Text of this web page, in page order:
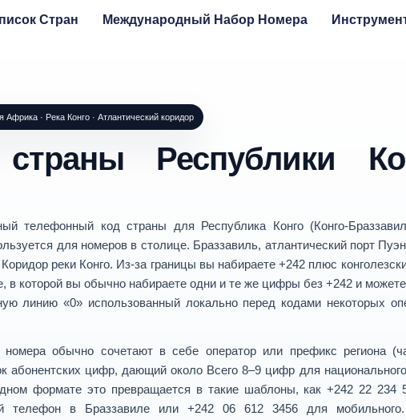
Стран Международный Набор Номера
Африка · Река Конго · Атлантический коридор
Республики
телефонный код страны для Республика Конго(Конго-
для номеров в столице. Браззавиль, атлантический порт
Коридор реки Конго. Из-за границы вы набираете+242 плюс
в которой вы обычно набираете одни и те же цифры без +242 и
линию«0» использованный локально перед кодами некоторых
номера обычно сочетают в себе оператор или префикс региона
абонентских цифр, дающий около Всего 8–9 цифр для
формате это превращается в такие шаблоны, как+242 22 234
телефон в Браззавиле или +242 06 612 3456для